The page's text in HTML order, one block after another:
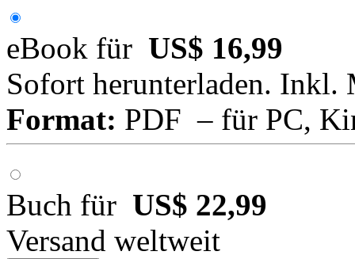
eBook für US$ 16,99
Sofort herunterladen. Inkl.
Format: PDF – für PC,
Buch für US$ 22,99
Versand weltweit